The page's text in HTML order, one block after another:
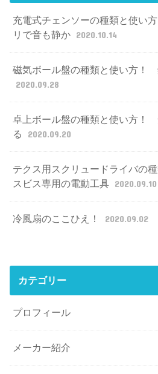
充電式チェンソーの種類と使い
リで音も静か 2020.10.14
磁気ボール盤の種類と使い方！
2020.09.28
卓上ボール盤の種類と使い方！
る
2020.09.20
テクス用スクリュードライバの
スビス専用の電動工具 2020.09.10
冷風扇のここひえ！ 2020.09.02
カテゴリー
プロフィール
メーカー紹介